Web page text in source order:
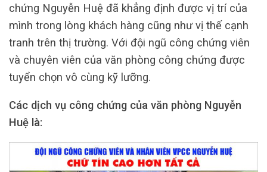
chứng Nguyễn Huệ đã khẳng định được vị trí của
mình trong lòng khách hàng cũng như vị thế cạnh
tranh trên thị trường. Với đội ngũ công chứng viên
và chuyên viên của văn phòng công chứng được
tuyển chọn vô cùng kỹ lưỡng.
Các dịch vụ công chứng của văn phòng Nguyễn
Huệ là: